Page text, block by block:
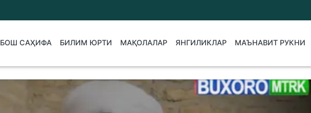
БОШ САҲИФА БИЛИМ ЮРТИ МАҚОЛАЛАР ЯНГИЛИКЛАР МАЪНАВИТ РУКНИ